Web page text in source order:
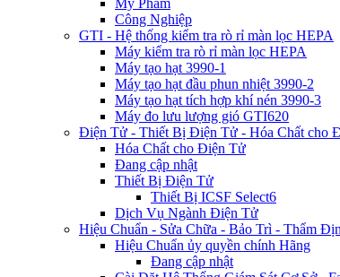
Mỹ Phẩm
Công Nghiệp
GTI - Hệ thống kiểm tra rò rỉ màn lọc HEPA
Máy kiểm tra rò rỉ màn lọc HEPA
Máy tạo hạt 3990-1
Máy tạo hạt đầu phun nhiệt 3990-2
Máy tạo hạt tích hợp khí nén 3990-3
Máy đo lưu lượng gió GTI620
Điện Tử - Thiết Bị Điện Tử - Hóa Chất cho
Hóa Chất cho Điện Tử
Đang cập nhật
Thiết Bị Điện Tử
Thiết Bị ICSF Select6
Dịch Vụ Ngành Điện Tử
Hiệu Chuẩn - Sửa Chữa - Bảo Trì - Thẩm
Hiệu Chuẩn ủy quyền chính Hãng
Đang cập nhật